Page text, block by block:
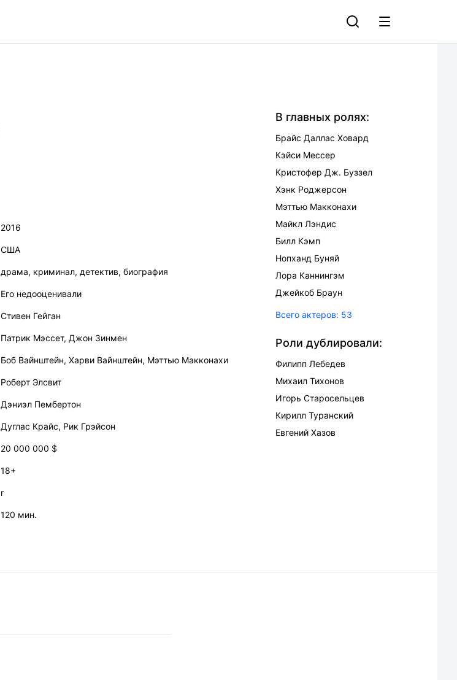
2016
США
драма, криминал, детектив, биография
Его недооценивали
Стивен Гейган
Патрик Мэссет, Джон Зинмен
Боб Вайнштейн, Харви Вайнштейн, Мэттью Макконахи
Роберт Элсвит
Дэниэл Пембертон
Дуглас Крайс, Рик Грэйсон
20 000 000 $
18+
r
120 мин.
В главных ролях:
Брайс Даллас Ховард
Кэйси Мессер
Кристофер Дж. Буззел
Хэнк Роджерсон
Мэттью Макконахи
Майкл Лэндис
Билл Кэмп
Нопханд Буняй
Лора Каннингэм
Джейкоб Браун
Всего актеров: 53
Роли дублировали:
Филипп Лебедев
Михаил Тихонов
Игорь Старосельцев
Кирилл Туранский
Евгений Хазов